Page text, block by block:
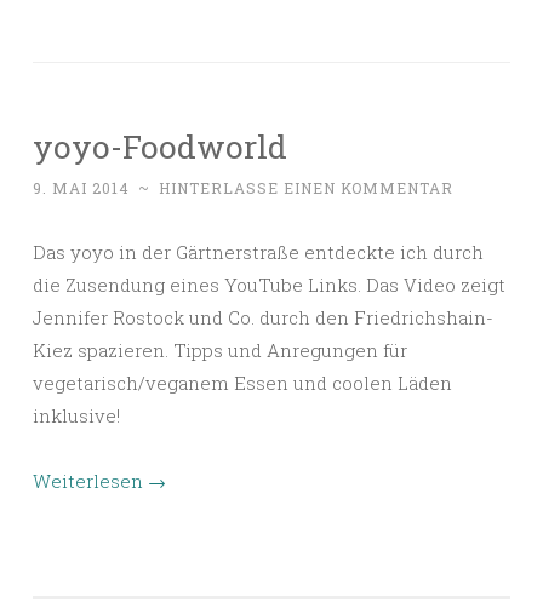
yoyo-Foodworld
9. MAI 2014 ~ HINTERLASSE EINEN KOMMENTAR
Das yoyo in der Gärtnerstraße entdeckte ich durch
die Zusendung eines YouTube Links. Das Video zeigt
Jennifer Rostock und Co. durch den Friedrichshain-
Kiez spazieren. Tipps und Anregungen für
vegetarisch/veganem Essen und coolen Läden
inklusive!
Weiterlesen →